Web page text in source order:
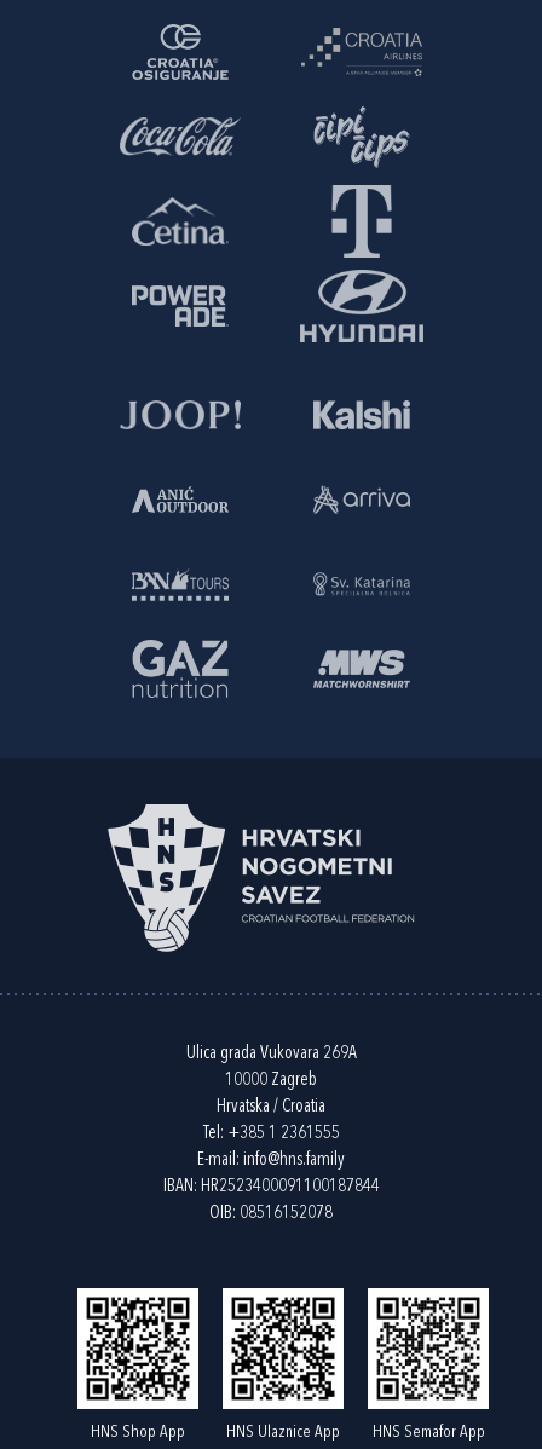
Ulica grada Vukovara 269A
10000 Zagreb
Hrvatska / Croatia
Tel: +385 1 2361555
E-mail: info@hns.family
IBAN: HR2523400091100187844
OIB: 08516152078
HNS Shop App HNS Ulaznice App HNS Semafor App